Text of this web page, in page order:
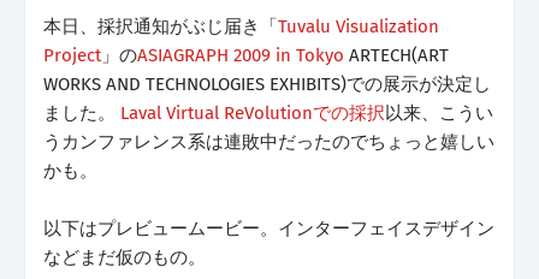
本日、採択通知がぶじ届き「Tuvalu Visualization
Project」のASIAGRAPH 2009 in Tokyo ARTECH(ART
WORKS AND TECHNOLOGIES EXHIBITS)での展示が決定し
ました。 Laval Virtual ReVolutionでの採択以来、こうい
うカンファレンス系は連敗中だったのでちょっと嬉しい
かも。
以下はプレビュームービー。インターフェイスデザイン
などまだ仮のもの。